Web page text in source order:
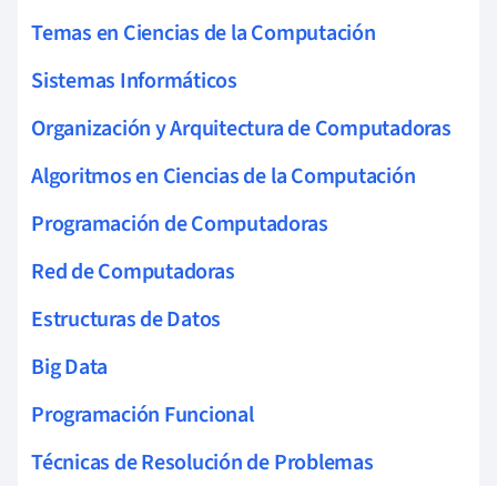
Temas en Ciencias de la Computación
Sistemas Informáticos
Organización y Arquitectura de Computadoras
Algoritmos en Ciencias de la Computación
Programación de Computadoras
Red de Computadoras
Estructuras de Datos
Big Data
Programación Funcional
Técnicas de Resolución de Problemas